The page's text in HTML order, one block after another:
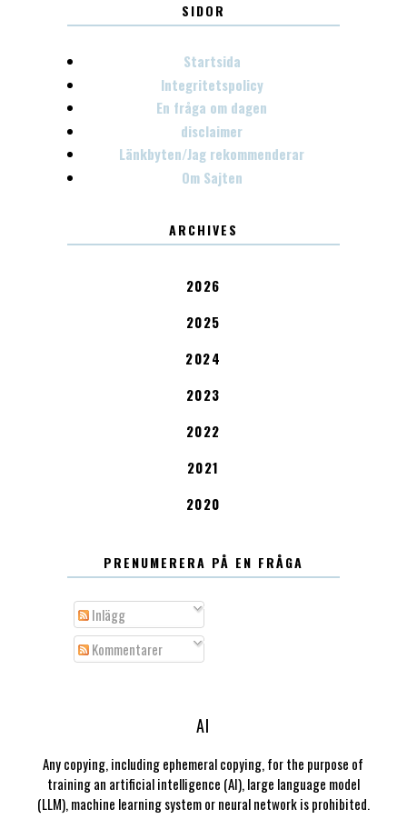
SIDOR
Startsida
Integritetspolicy
En fråga om dagen
disclaimer
Länkbyten/Jag rekommenderar
Om Sajten
ARCHIVES
2026
2025
2024
2023
2022
2021
2020
PRENUMERERA PÅ EN FRÅGA
Inlägg
Kommentarer
AI
Any copying, including ephemeral copying, for the purpose of
training an artificial intelligence (AI), large language model
(LLM), machine learning system or neural network is prohibited.